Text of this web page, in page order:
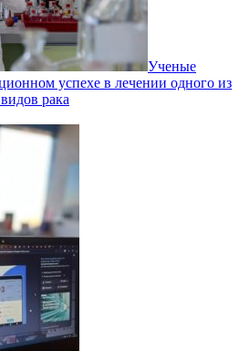
Ученые
успехе в лечении одного из
рака